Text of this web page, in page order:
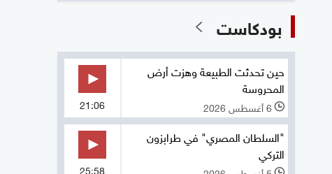
بودكاست
حين تحدثت الطبيعة وهزت أرض
المحروسة
l 6 أغسطس 2026 21:06
"السلطان المصري" في طرابزون
التركي
25:58